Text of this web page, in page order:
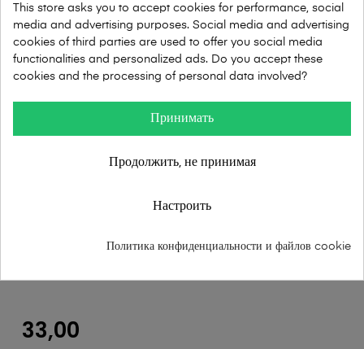
33,00
This store asks you to accept cookies for performance, social
media and advertising purposes. Social media and advertising
cookies of third parties are used to offer you social media
functionalities and personalized ads. Do you accept these
cookies and the processing of personal data involved?
Принимать
Продолжить, не принимая
Настроить
Политика конфиденциальности и файлов cookie